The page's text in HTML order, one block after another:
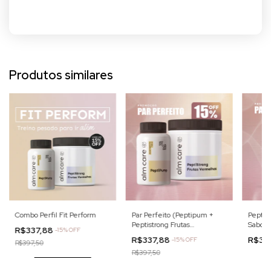
Produtos similares
Combo Perfil Fit Perform
R$337,88 -15% OFF
R$397,50
Par Perfeito (Peptipum +
Peptistrong Frutas
R$337,88 -15% OFF
R$397,50
Sabor